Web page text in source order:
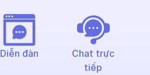
Diễn đàn
Chat trực
tiếp